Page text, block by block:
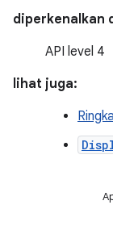
diperkenalkan
API level 4
lihat juga: